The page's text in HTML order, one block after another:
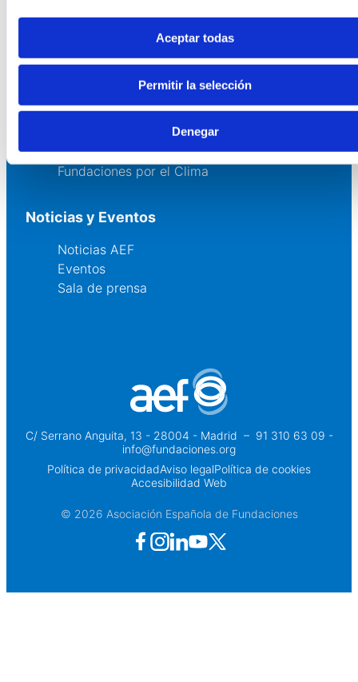
Aceptar todas
Permitir la selección
Denegar
Asesoría
Formación y eventos
Convocatoria de Fundaciones
Fundaciones Comunitarias
Fundaciones por el Clima
Noticias y Eventos
Noticias AEF
Eventos
Sala de prensa
C/ Serrano Anguita, 13 - 28004 - Madrid – 91 310 63 09 -
info@fundaciones.org
Política de privacidadAviso legalPolítica de cookies
Accesibilidad Web
© 2026 Asociación Española de Fundaciones